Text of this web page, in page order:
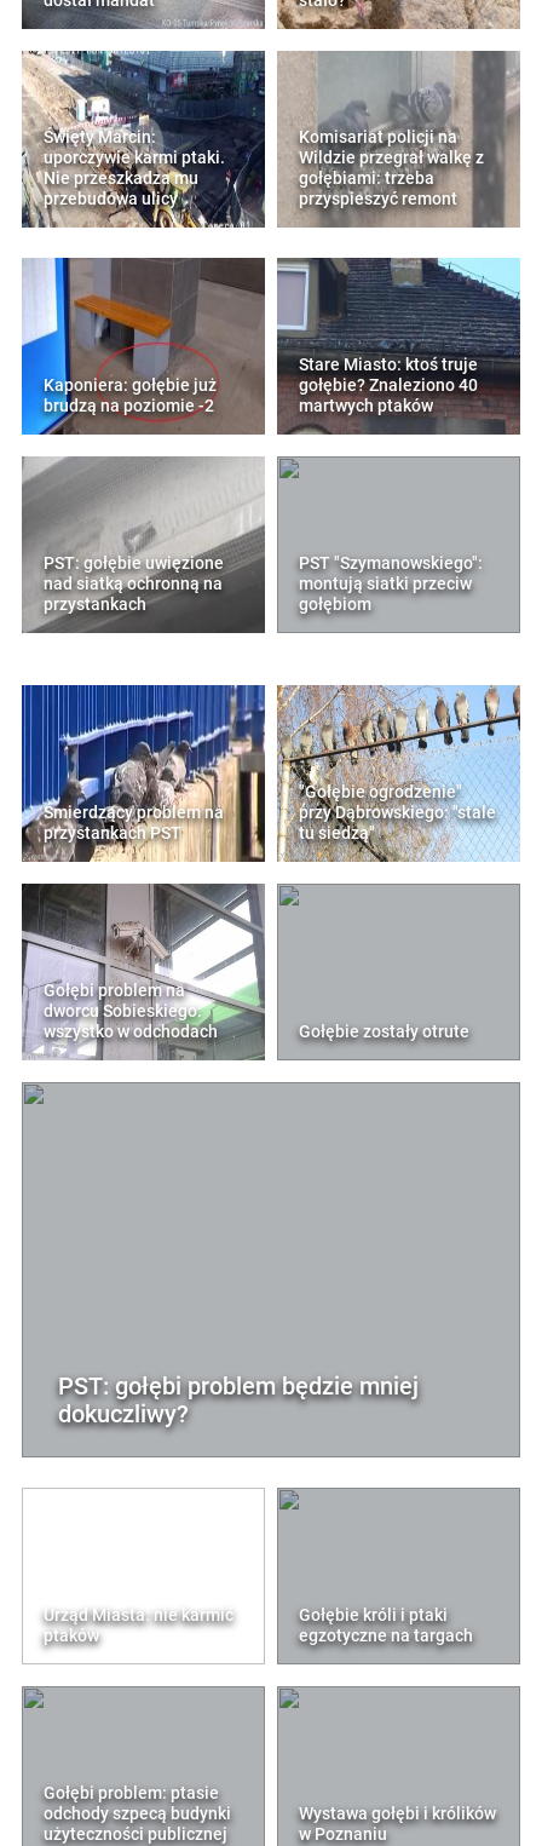
Święty Marcin:
uporczywie karmi ptaki.
Nie przeszkadza mu
przebudowa ulicy
Komisariat policji na
Wildzie przegrał walkę z
gołębiami: trzeba
przyspieszyć remont
Kaponiera: gołębie już
brudzą na poziomie -2
Stare Miasto: ktoś truje
gołębie? Znaleziono 40
martwych ptaków
PST: gołębie uwięzione
nad siatką ochronną na
przystankach
PST "Szymanowskiego":
montują siatki przeciw
gołębiom
Śmierdzący problem na
przystankach PST
"Gołębie ogrodzenie"
przy Dąbrowskiego: "stale
tu siedzą"
Gołębi problem na
dworcu Sobieskiego:
wszystko w odchodach
Gołębie zostały otrute
PST: gołębi problem będzie mniej
dokuczliwy?
Urząd Miasta: nie karmić
ptaków
Gołębie króli i ptaki
egzotyczne na targach
Gołębi problem: ptasie
odchody szpecą budynki
użyteczności publicznej
Wystawa gołębi i królików
w Poznaniu